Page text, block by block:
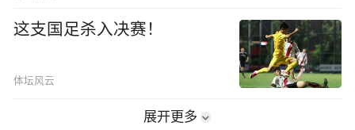
这支国足杀入决赛！
体坛风云
展开更多